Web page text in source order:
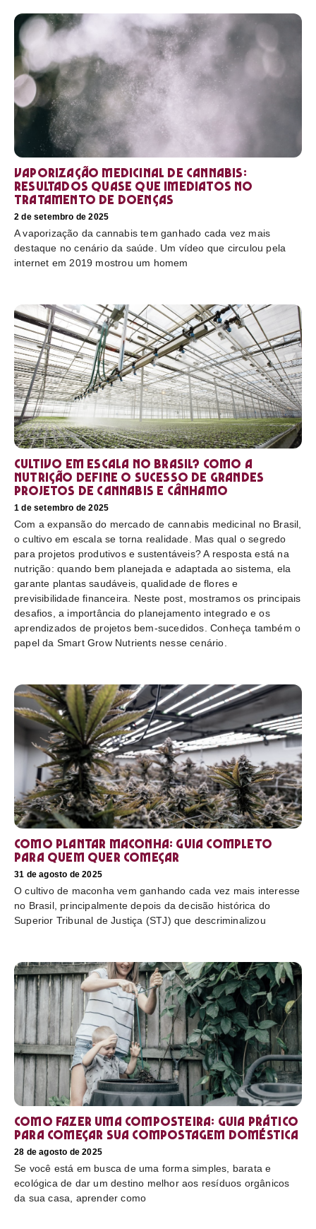
Vaporização medicinal de cannabis:
resultados quase que imediatos no
tratamento de doenças
2 de setembro de 2025
A vaporização da cannabis tem ganhado cada vez mais
destaque no cenário da saúde. Um vídeo que circulou pela
internet em 2019 mostrou um homem
Cultivo em escala no Brasil? Como a
nutrição define o sucesso de grandes
projetos de cannabis e cânhamo
1 de setembro de 2025
Com a expansão do mercado de cannabis medicinal no Brasil,
o cultivo em escala se torna realidade. Mas qual o segredo
para projetos produtivos e sustentáveis? A resposta está na
nutrição: quando bem planejada e adaptada ao sistema, ela
garante plantas saudáveis, qualidade de flores e
previsibilidade financeira. Neste post, mostramos os principais
desafios, a importância do planejamento integrado e os
aprendizados de projetos bem-sucedidos. Conheça também o
papel da Smart Grow Nutrients nesse cenário.
Como plantar maconha: guia completo
para quem quer começar
31 de agosto de 2025
O cultivo de maconha vem ganhando cada vez mais interesse
no Brasil, principalmente depois da decisão histórica do
Superior Tribunal de Justiça (STJ) que descriminalizou
Como fazer uma composteira: Guia prático
para começar sua compostagem doméstica
28 de agosto de 2025
Se você está em busca de uma forma simples, barata e
ecológica de dar um destino melhor aos resíduos orgânicos
da sua casa, aprender como